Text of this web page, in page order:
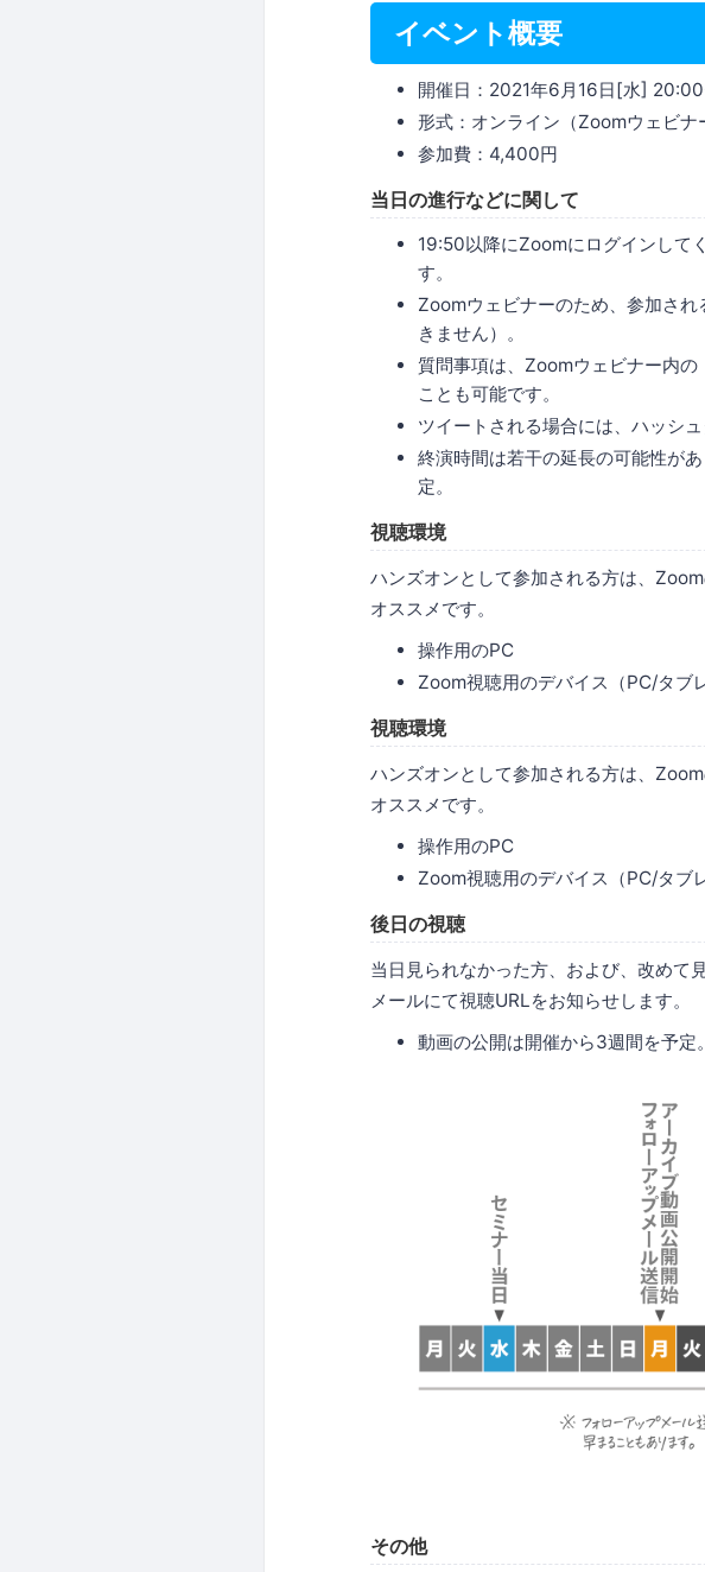
イベント概要
開催日：2021年6月16日[水]
形式：オンライン（Zoomウェビナ
参加費：4,400円
当日の進行などに関して
19:50以降にZoomにログインして
す。
Zoomウェビナーのため、参加さ
きません）。
質問事項は、Zoomウェビナー内の
ことも可能です。
ツイートされる場合には、ハッシ
終演時間は若干の延長の可能性が
定。
視聴環境
ハンズオンとして参加される方は、
オススメです。
操作用のPC
Zoom視聴用のデバイス（PC/タブ
視聴環境
ハンズオンとして参加される方は、
オススメです。
操作用のPC
Zoom視聴用のデバイス（PC/タブ
後日の視聴
当日見られなかった方、および、改めて
メールにて視聴URLをお知らせします。
動画の公開は開催から3週間を予定。
その他